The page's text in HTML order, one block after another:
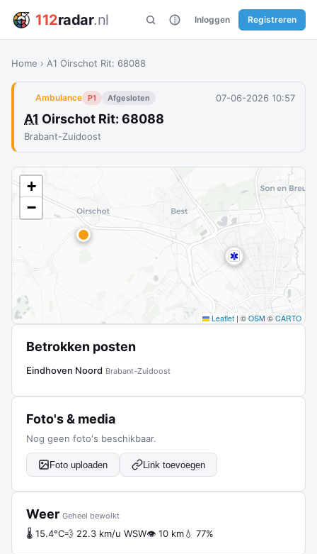
112radar.nl Inloggen Registreren
Home › A1 Oirschot Rit: 68088
Ambulance P1 Afgesloten 07-06-2026 10:57
A1 Oirschot Rit: 68088
Brabant-Zuidoost
+
−
Leaflet | © OSM © CARTO
Betrokken posten
Eindhoven Noord Brabant-Zuidoost
Foto's & media
Nog geen foto's beschikbaar.
Foto uploaden Link toevoegen
Weer Geheel bewolkt
🌡 15.4°C💨 22.3 km/u WSW👁 10 km💧 77%